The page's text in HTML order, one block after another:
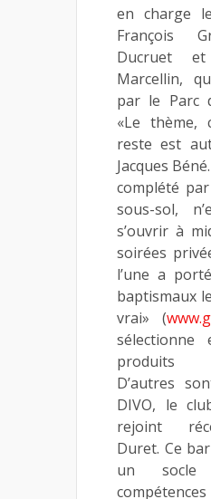
en charge
François
Ducruet et
Marcellin,
par le Parc
«Le thème,
reste est
Jacques
complété
sous-sol,
s’ouvrir à
soirées
l’une a
baptismaux
vrai» (
sélectionne
produits
D’autres
DIVO, le
rejoint
Duret. Ce
un socle